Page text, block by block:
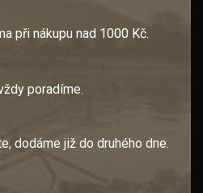
při nákupu nad 1000 Kč.
poradíme.
dodáme již do druhého dne.